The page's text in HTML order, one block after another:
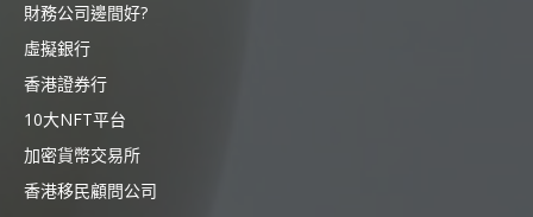
財務公司邊間好?
虛擬銀行
香港證券行
10大NFT平台
加密貨幣交易所
香港移民顧問公司